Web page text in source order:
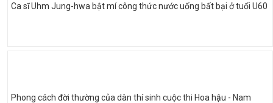
Ca sĩ Uhm Jung-hwa bật mí công thức nước uống bất bại ở tuổi U60
Phong cách đời thường của dàn thí sinh cuộc thi Hoa hậu - Nam